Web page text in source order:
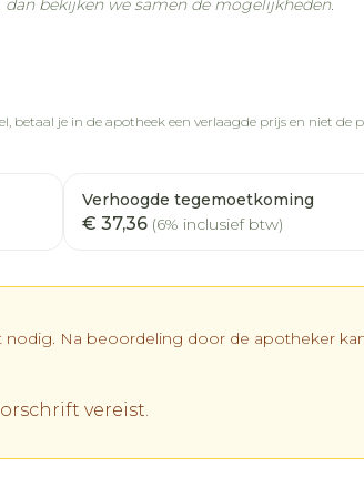
je in de apotheek een verlaagde prijs en niet de
Verhoogde tegemoetkoming
€ 37,36 (6% inclusief btw)
Na beoordeling door de apotheker
vereist.
bekijken we samen de mogelijkheden.